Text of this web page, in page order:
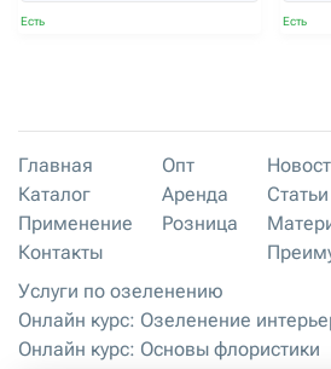
Есть Есть
Главная
Каталог
Применение
Контакты
Опт
Аренда
Розница
Статьи
Услуги по озеленению
Онлайн курс: Озеленение
Онлайн курс: Основы флористики